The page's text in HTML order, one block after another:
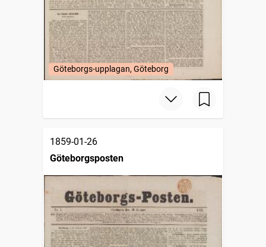
Göteborgs-upplagan, Göteborg
1859-01-26
Göteborgsposten